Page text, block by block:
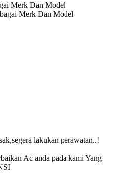
Merk Dan Model
Merk Dan Model
lakukan perawatan..!
Ac anda pada kami Yang